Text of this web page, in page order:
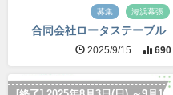
募集 海浜幕張
合同会社ロータステーブル
2025/9/15 690